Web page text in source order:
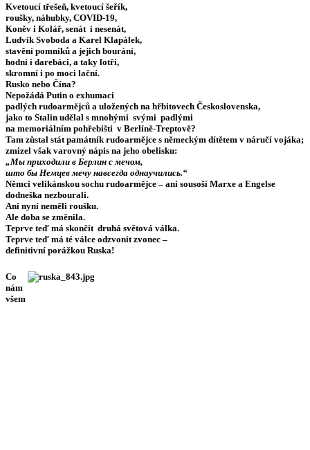
Kvetoucí třešeň, kvetoucí šeřík,
roušky, náhubky, COVID-19,
Koněv i Kolář, senát i nesenát,
Ludvík Svoboda a Karel Klapálek,
stavění pomníků a jejich bourání,
hodní i darebáci, a taky lotři,
skromní i po moci lační.
Rusko nebo Čína?
Nepožádá Putin o exhumaci
padlých rudoarmějců a uložených na hřbitovech Československa,
jako to Stalin udělal s mnohými svými padlými
na memoriálním pohřebišti v Berlíně-Treptově?
Tam zůstal stát památník rudoarmějce s německým dítětem v náručí vojáka;
zmizel však varovný nápis na jeho obelisku:
„Мы приходили в Берлин с мечом,
што бы Немцев мечу навсегда однаучились.“
Němci velikánskou sochu rudoarmějce – ani sousoší Marxe a Engelse
dodneška nezbourali.
Ani nyní neměli roušku.
Ale doba se změnila.
Teprve teď má skončit druhá světová válka.
Teprve teď má té válce odzvonit zvonec –
definitivní porážkou Ruska!
Co
nám
všem